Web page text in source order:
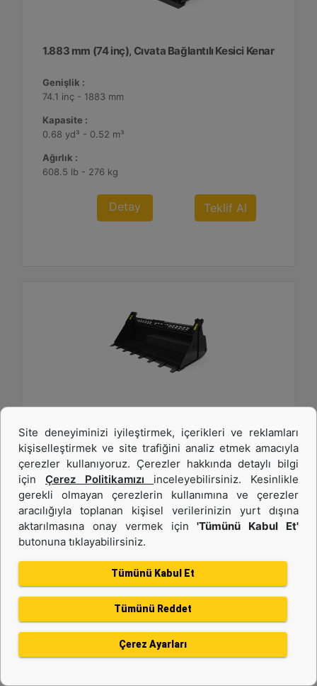
1.883 mm (74 inç), Cıvata Bağlantılı Kesici Kenar
Genişlik :
74.1 inç - 1883 mm
Kapasite :
0.68 yd³ - 0.52 m³
Ağırlık :
608.5 lb - 276 kg
Detay Teklif Al
Bağlantılı Tırnaklar ile
Genişlik :
74.1 inç - 1883 mm
Kapasite :
0.48 yd³ - 0.37 m³
Ağırlık :
Detay Teklif Al
Site deneyiminizi iyileştirmek, içerikleri ve reklamları
kişiselleştirmek ve site trafiğini analiz etmek amacıyla
çerezler kullanıyoruz. Çerezler hakkında detaylı bilgi
için Çerez Politikamızı inceleyebilirsiniz. Kesinlikle
gerekli olmayan çerezlerin kullanımına ve çerezler
aracılığıyla toplanan kişisel verilerinizin yurt dışına
aktarılmasına onay vermek için'Tümünü Kabul Et'
butonuna tıklayabilirsiniz.
Tümünü Kabul Et
Tümünü Reddet
Çerez Ayarları